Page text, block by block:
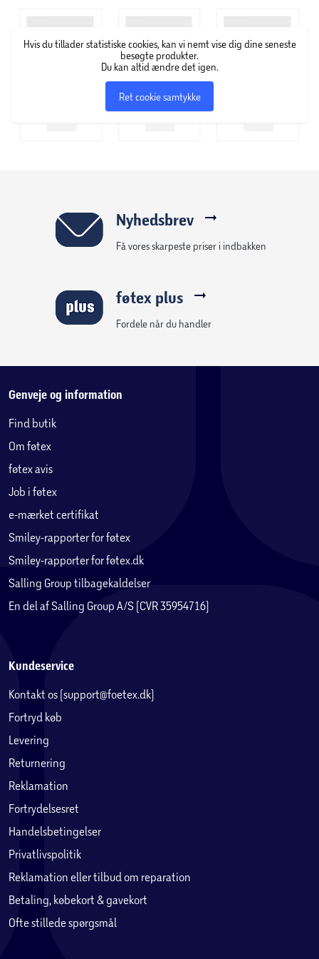
Design: kompakt, slidstærk og nem at håndtere
Hvis du tillader statistiske cookies, kan vi nemt vise dig dine seneste
besøgte produkter.
Du kan altid ændre det igen.
Ret cookie samtykke
Nyhedsbrev
Få vores skarpeste priser i indbakken
føtex plus
Fordele når du handler
Genveje og information
Find butik
Om føtex
føtex avis
Job i føtex
e-mærket certifikat
Smiley-rapporter for føtex
Smiley-rapporter for føtex.dk
Salling Group tilbagekaldelser
En del af Salling Group A/S (CVR 35954716)
Kundeservice
Kontakt os (support@foetex.dk)
Fortryd køb
Levering
Returnering
Reklamation
Fortrydelsesret
Handelsbetingelser
Privatlivspolitik
Reklamation eller tilbud om reparation
Betaling, købekort & gavekort
Ofte stillede spørgsmål